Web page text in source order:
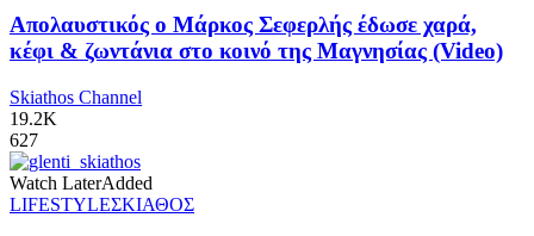
Απολαυστικός ο Μάρκος Σεφερλής έδωσε χαρά,
κέφι & ζωντάνια στο κοινό της Μαγνησίας (Video)
Skiathos Channel
19.2K
627
Watch LaterAdded
LIFESTYLEΣΚΙΑΘΟΣ